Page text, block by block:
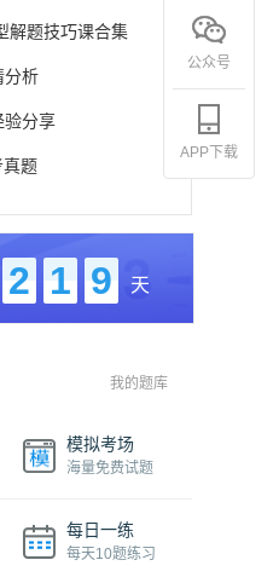
解题技巧课合集
分析
验分享
题
真题合集
题
题
2 1 9 天
我的题库
模拟考场
海量免费试题
每日一练
每天10题练习
公众号
APP下载